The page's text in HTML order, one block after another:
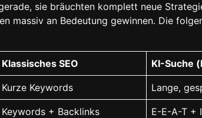
sie bräuchten komplett neue
massiv an Bedeutung gewinnen. Die
Klassisches SEO KI-Suche
Kurze Keywords Lange,
Keywords + Backlinks E-E-A-T +